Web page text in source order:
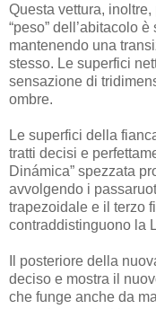
Questa vettura, inoltre,
“peso” dell’abitacolo
mantenendo una
stesso. Le superfici
sensazione di
ombre.
Le superfici della
tratti decisi e
Dinámica” spezzata
avvolgendo i
trapezoidale e il terzo
contraddistinguono la
Il posteriore della
deciso e mostra il
che funge anche da